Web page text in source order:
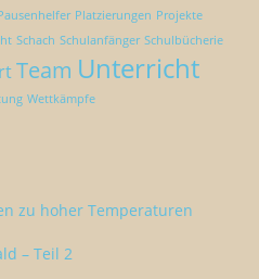
Platzierungen Projekte
Schach Schulanfänger Schulbücherie
Team Unterricht
Wettkämpfe
zu hoher Temperaturen
– Teil 2